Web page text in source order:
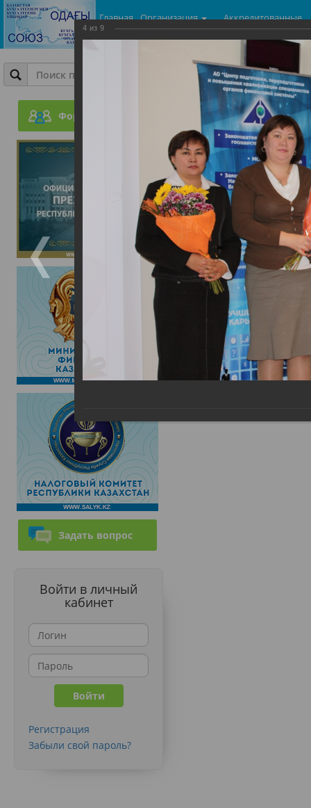
Главная Организация
Аккредитованные
центры
Форум
Задать вопрос
Войти в личный
кабинет
Регистрация
Забыли свой пароль?
Фотогалерея
День бухгалтеров
4 из 9